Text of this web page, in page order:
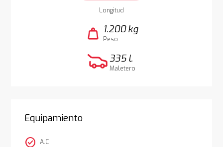
Longitud
weight 1.200 kg
Peso
335 l.
Maletero
Equipamiento
check_circle A.C